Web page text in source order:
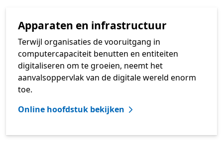
Apparaten en infrastructuur
Terwijl organisaties de vooruitgang in
computercapaciteit benutten en entiteiten
digitaliseren om te groeien, neemt het
aanvalsoppervlak van de digitale wereld enorm
toe.
Online hoofdstuk bekijken